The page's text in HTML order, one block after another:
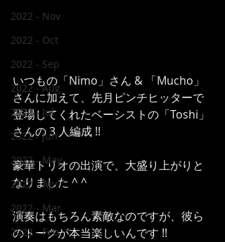
2022 - Nov
2022 - Oct
2022 - Sep
2022 - Aug
2022 - Jul
2022 - Jun
2022 - May
2022 - Apr
2022 - Mar
2022 - Feb
いつもの「Nimo」さん & 「Mucho」
さんに加えて、先月ピンチヒッターで
登場してくれたベーシストの「Toshi」
さんの 3 人編成 !!
豪華トリオの出演で、大盛り上がりと
なりました ^ ^
演奏はもちろん素敵なのですが、彼ら
のトークが本当楽しいんです !!